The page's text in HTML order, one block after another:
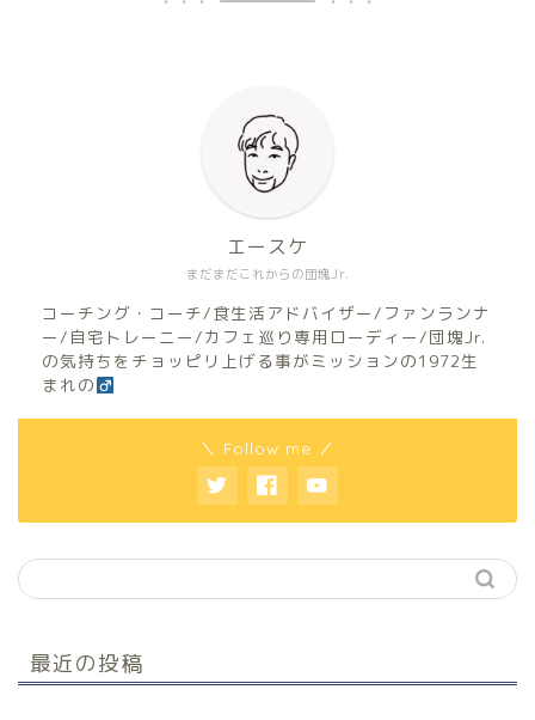
まだまだこれからの団塊Jr.
エースケ
コーチング・コーチ/食生活アドバイザー/ファンランナ
ー/自宅トレーニー/カフェ巡り専用ローディー/団塊Jr.
の気持ちをチョッピリ上げる事がミッションの1972生
まれの
＼ Follow me ／
最近の投稿